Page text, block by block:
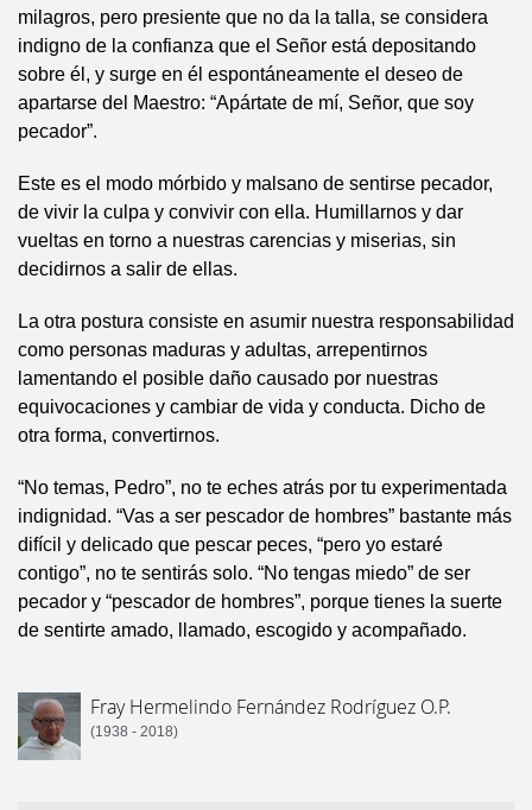
milagros, pero presiente que no da la talla, se considera
indigno de la confianza que el Señor está depositando
sobre él, y surge en él espontáneamente el deseo de
apartarse del Maestro: “Apártate de mí, Señor, que soy
pecador”.
Este es el modo mórbido y malsano de sentirse pecador,
de vivir la culpa y convivir con ella. Humillarnos y dar
vueltas en torno a nuestras carencias y miserias, sin
decidirnos a salir de ellas.
La otra postura consiste en asumir nuestra responsabilidad
como personas maduras y adultas, arrepentirnos
lamentando el posible daño causado por nuestras
equivocaciones y cambiar de vida y conducta. Dicho de
otra forma, convertirnos.
“No temas, Pedro”, no te eches atrás por tu experimentada
indignidad. “Vas a ser pescador de hombres” bastante más
difícil y delicado que pescar peces, “pero yo estaré
contigo”, no te sentirás solo. “No tengas miedo” de ser
pecador y “pescador de hombres”, porque tienes la suerte
de sentirte amado, llamado, escogido y acompañado.
Fray Hermelindo Fernández Rodríguez O.P.
(1938 - 2018)